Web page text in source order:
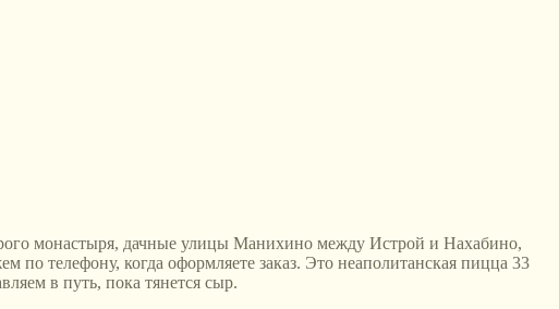
монастыря, дачные улицы Манихино между Истрой и Нахабино,
телефону, когда оформляете заказ. Это неаполитанская пицца 33
в путь, пока тянется сыр.